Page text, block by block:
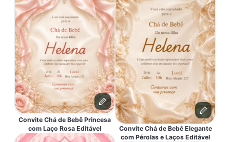
Convite Chá de Bebê Princesa
com Laço Rosa Editável
Convite Chá de Bebê Elegante
com Pérolas e Laços Editável